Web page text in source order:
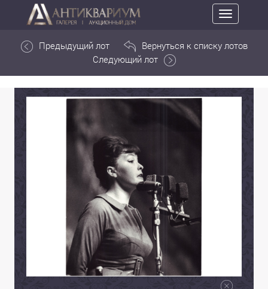
Toggle
navigation
Предыдущий лот
Вернуться к списку лотов
Следующий лот